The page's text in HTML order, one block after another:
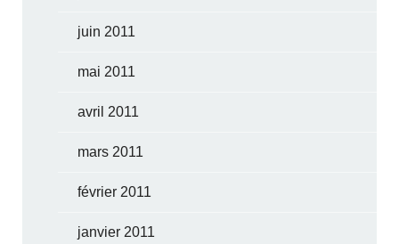
juin 2011
mai 2011
avril 2011
mars 2011
février 2011
janvier 2011